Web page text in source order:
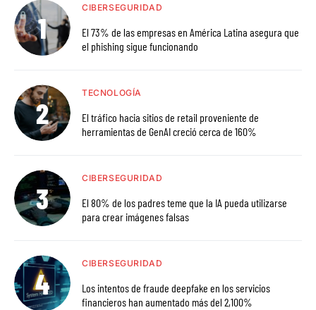
CIBERSEGURIDAD
El 73% de las empresas en América Latina asegura que
el phishing sigue funcionando
TECNOLOGÍA
El tráfico hacia sitios de retail proveniente de
herramientas de GenAI creció cerca de 160%
CIBERSEGURIDAD
El 80% de los padres teme que la IA pueda utilizarse
para crear imágenes falsas
CIBERSEGURIDAD
Los intentos de fraude deepfake en los servicios
financieros han aumentado más del 2,100%